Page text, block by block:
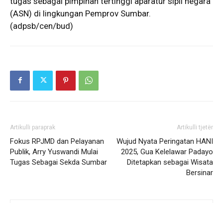
(ASN) di lingkungan Pemprov Sumbar.
(adpsb/cen/bud)
Artikulli paraprak
Fokus RPJMD dan Pelayanan
Publik, Arry Yuswandi Mulai
Tugas Sebagai Sekda Sumbar
Artikulli tjetër
Wujud Nyata Peringatan HANI
2025, Gua Kelelawar Padayo
Ditetapkan sebagai Wisata
Bersinar